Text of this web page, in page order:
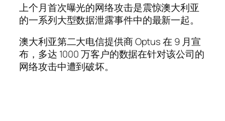
上个月首次曝光的网络攻击是震惊澳大利亚
的一系列大型数据泄露事件中的最新一起。
澳大利亚第二大电信提供商 Optus 在 9 月宣
布，多达 1000 万客户的数据在针对该公司的
网络攻击中遭到破坏。